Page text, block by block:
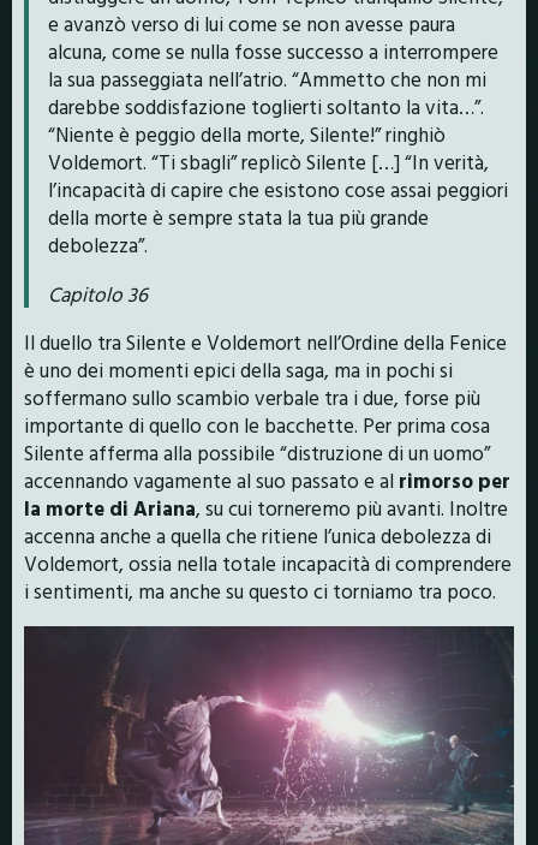
e avanzò verso di lui come se non avesse paura
alcuna, come se nulla fosse successo a interrompere
la sua passeggiata nell’atrio. “Ammetto che non mi
darebbe soddisfazione toglierti soltanto la vita…”.
“Niente è peggio della morte, Silente!” ringhiò
Voldemort. “Ti sbagli” replicò Silente […] “In verità,
l’incapacità di capire che esistono cose assai peggiori
della morte è sempre stata la tua più grande
debolezza”.
Capitolo 36
Il duello tra Silente e Voldemort nell’Ordine della Fenice
è uno dei momenti epici della saga, ma in pochi si
soffermano sullo scambio verbale tra i due, forse più
importante di quello con le bacchette. Per prima cosa
Silente afferma alla possibile “distruzione di un uomo”
accennando vagamente al suo passato e al rimorso per
la morte di Ariana, su cui torneremo più avanti. Inoltre
accenna anche a quella che ritiene l’unica debolezza di
Voldemort, ossia nella totale incapacità di comprendere
i sentimenti, ma anche su questo ci torniamo tra poco.